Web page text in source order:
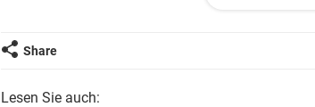
Kernel : Darwin 8.11.0
Share
Lesen Sie auch: